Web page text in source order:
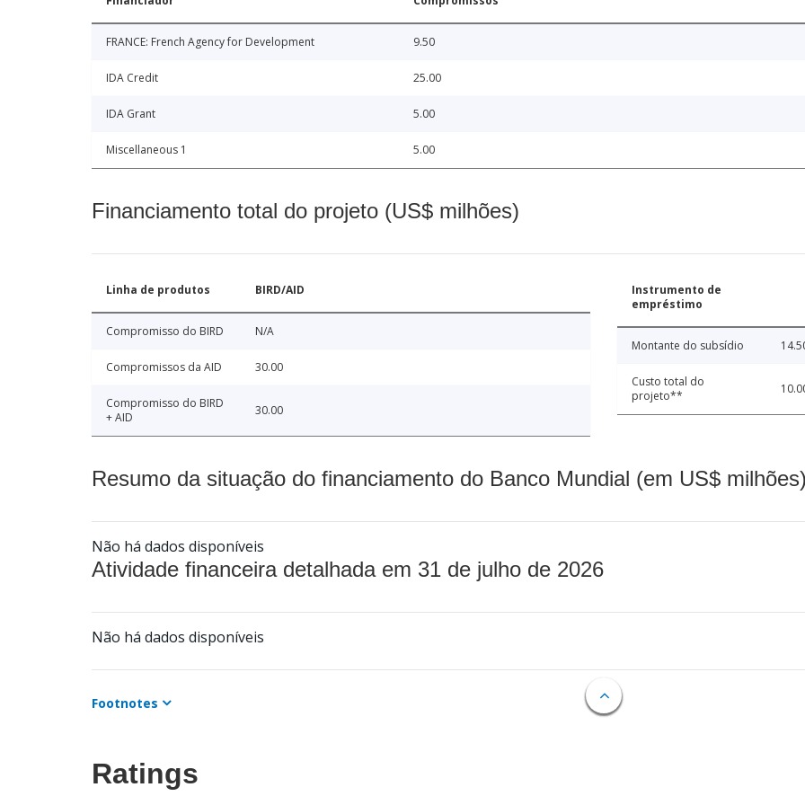
FRANCE: French Agency for Development 9.50
IDA Credit 25.00
IDA Grant 5.00
Miscellaneous 1 5.00
Financiamento total do projeto (US$ milhões)
Linha de produtos BIRD/AID
Compromisso do BIRD N/A
Compromissos da AID 30.00
Compromisso do BIRD
+ AID
30.00
Instrumento de
empréstimo
Montante do subsídio
Custo total do
projeto**
Resumo da situação do financiamento do Banco Mundial (em US$
Não há dados disponíveis
Atividade financeira detalhada em 31 de julho de 2026
Não há dados disponíveis
Footnotes
Ratings